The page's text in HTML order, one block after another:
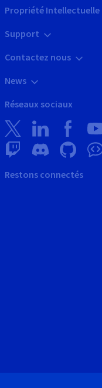
Propriété Intellectuelle
Support
Contactez nous
News
Réseaux sociaux
Restons connectés